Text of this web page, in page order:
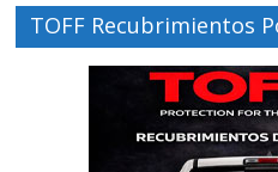
TOFF Recubrimientos